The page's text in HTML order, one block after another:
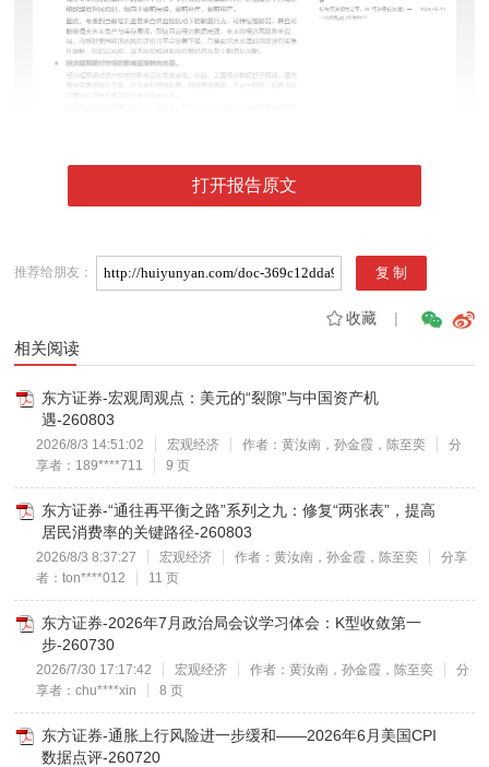
打开报告原文
推荐给朋友：
收藏|
相关阅读
东方证券-宏观周观点：美元的“裂隙”与中国资产机
遇-260803
2026/8/3 14:51:02 宏观经济 作者：黄汝南，孙金霞，陈至奕
分
享者：189****711
9 页
东方证券-“通往再平衡之路”系列之九：修复“两张表”，提高
居民消费率的关键路径-260803
2026/8/3 8:37:27 宏观经济 作者：黄汝南，孙金霞，陈至奕
分享
者：ton****012
11 页
东方证券-2026年7月政治局会议学习体会：K型收敛第一
步-260730
2026/7/30 17:17:42 宏观经济 作者：黄汝南，孙金霞，陈至奕
分
享者：chu****xin
8 页
东方证券-通胀上行风险进一步缓和——2026年6月美国CPI
数据点评-260720